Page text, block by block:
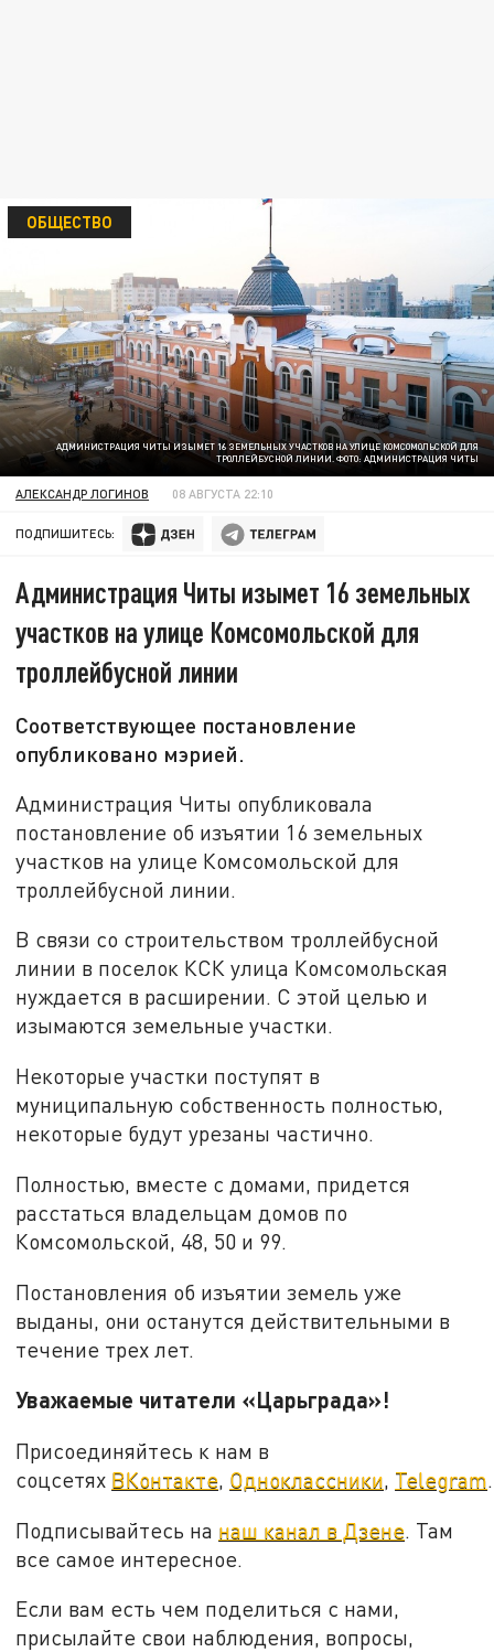
АДМИНИСТРАЦИЯ ЧИТЫ ИЗЫМЕТ 16 ЗЕМЕЛЬНЫХ УЧАСТКОВ НА УЛИЦЕ КОМСОМОЛЬСКОЙ ДЛЯ
ТРОЛЛЕЙБУСНОЙ ЛИНИИ. ФОТО: АДМИНИСТРАЦИЯ ЧИТЫ
ОБЩЕСТВО
АЛЕКСАНДР ЛОГИНОВ 08 АВГУСТА 22:10
ПОДПИШИТЕСЬ:
Администрация Читы изымет 16 земельных
участков на улице Комсомольской для
троллейбусной линии
Соответствующее постановление
опубликовано мэрией.
Администрация Читы опубликовала
постановление об изъятии 16 земельных
участков на улице Комсомольской для
троллейбусной линии.
В связи со строительством троллейбусной
линии в поселок КСК улица Комсомольская
нуждается в расширении. С этой целью и
изымаются земельные участки.
Некоторые участки поступят в
муниципальную собственность полностью,
некоторые будут урезаны частично.
Полностью, вместе с домами, придется
расстаться владельцам домов по
Комсомольской, 48, 50 и 99.
Постановления об изъятии земель уже
выданы, они останутся действительными в
течение трех лет.
Уважаемые читатели «Царьграда»!
Присоединяйтесь к нам в
соцсетях ВКонтакте, Одноклассники, Telegram.
Подписывайтесь на наш канал в Дзене . Там
все самое интересное.
Если вам есть чем поделиться с нами,
присылайте свои наблюдения, вопросы,